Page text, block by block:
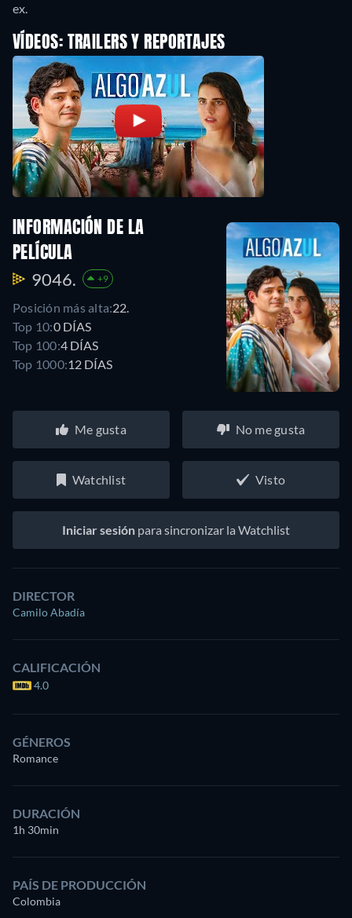
ex.
VÍDEOS: TRAILERS Y REPORTAJES
INFORMACIÓN DE LA
PELÍCULA
9046. +9
Posición más alta:22.
Top 10:0 DÍAS
Top 100:4 DÍAS
Top 1000:12 DÍAS
Me gusta No me gusta
Watchlist Visto
Iniciar sesión para sincronizar la Watchlist
DIRECTOR
Camilo Abadía
CALIFICACIÓN
4.0
GÉNEROS
Romance
DURACIÓN
1h 30min
PAÍS DE PRODUCCIÓN
Colombia